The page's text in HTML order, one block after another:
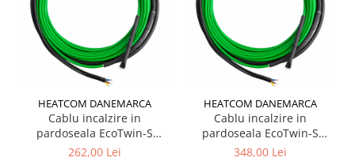
HEATCOM DANEMARCA
Cablu incalzire in
pardoseala EcoTwin-S
21M.L.-350W
262,00 Lei
HEATCOM DANEMARCA
Cablu incalzire in
pardoseala EcoTwin-S
27M.L.-460W
348,00 Lei